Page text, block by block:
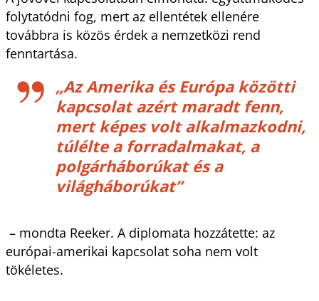
folytatódni fog, mert az ellentétek ellenére
továbbra is közös érdek a nemzetközi rend
fenntartása.
„Az Amerika és Európa közötti
kapcsolat azért maradt fenn,
mert képes volt alkalmazkodni,
túlélte a forradalmakat, a
polgárháborúkat és a
világháborúkat”
– mondta Reeker. A diplomata hozzátette: az
európai-amerikai kapcsolat soha nem volt
tökéletes.